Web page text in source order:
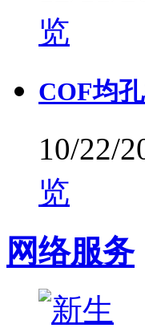
览
COF均
10/22/
览
网络服务